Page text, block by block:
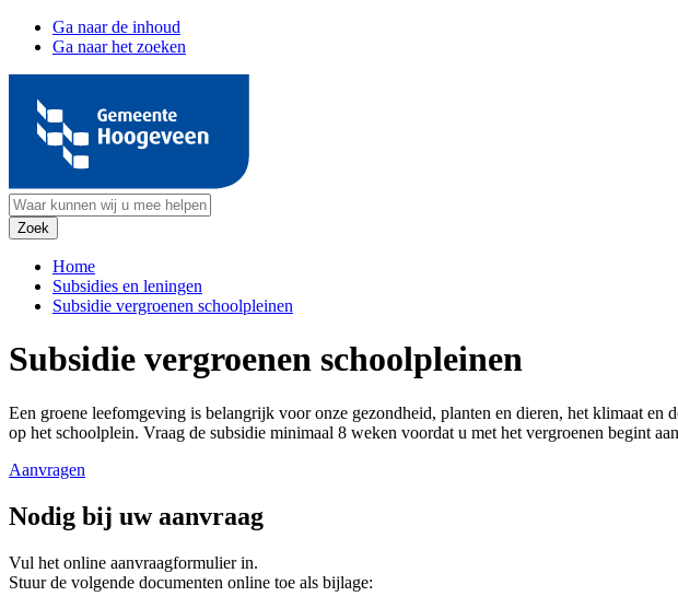
Ga naar de inhoud
Ga naar het zoeken
Home
Subsidies en leningen
Subsidie vergroenen schoolpleinen
Subsidie vergroenen schoolpleinen
Een groene leefomgeving is belangrijk voor onze gezondheid, planten en dieren, het klimaat
op het schoolplein. Vraag de subsidie minimaal 8 weken voordat u met het vergroenen begint
Aanvragen
Nodig bij uw aanvraag
Vul het online aanvraagformulier in.
Stuur de volgende documenten online toe als bijlage: